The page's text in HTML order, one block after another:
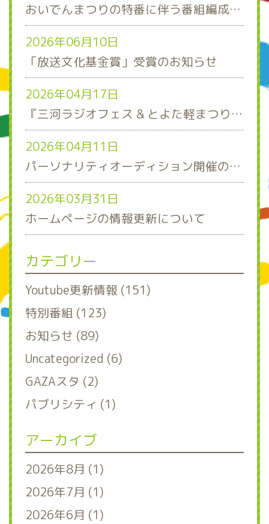
おいでんまつりの特番に伴う番組編成について
2026年06月10日
「放送文化基金賞」受賞のお知らせ
2026年04月17日
『三河ラジオフェス & とよた軽まつり』ステージスケジュール発表！
2026年04月11日
パーソナリティオーディション開催のお知らせ
2026年03月31日
ホームページの情報更新について
カテゴリー
Youtube更新情報 (151)
特別番組 (123)
お知らせ (89)
Uncategorized (6)
GAZAスタ (2)
パブリシティ (1)
アーカイブ
2026年8月 (1)
2026年7月 (1)
2026年6月 (1)